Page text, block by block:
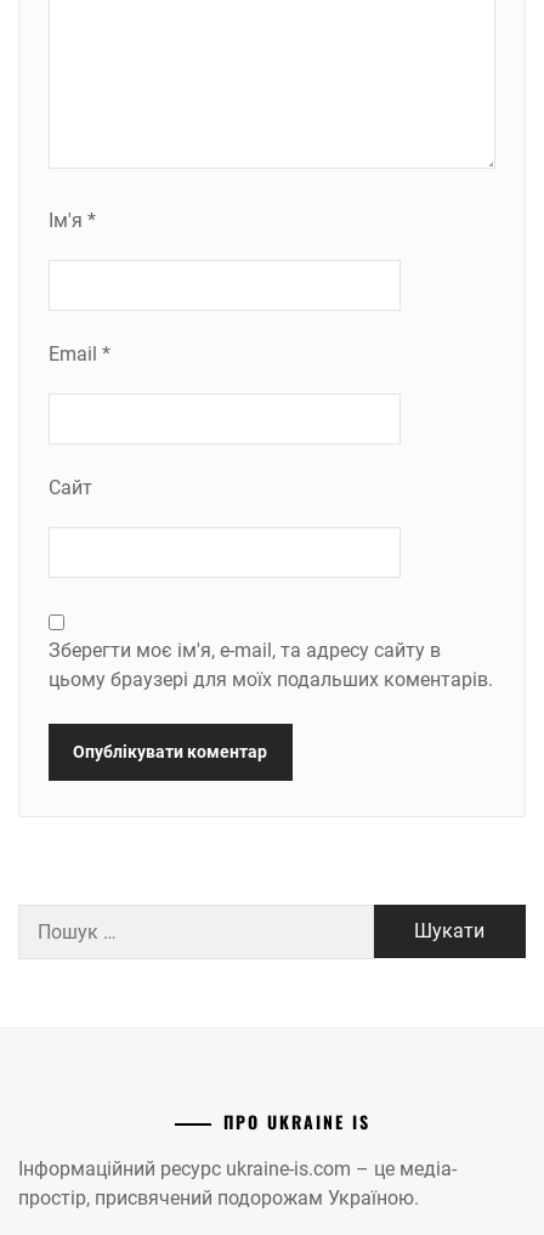
Ім'я *
Email *
Сайт
Зберегти моє ім'я, e-mail, та адресу сайту в
цьому браузері для моїх подальших коментарів.
ПРО UKRAINE IS
Інформаційний ресурс ukraine-is.com – це медіа-
простір, присвячений подорожам Україною.